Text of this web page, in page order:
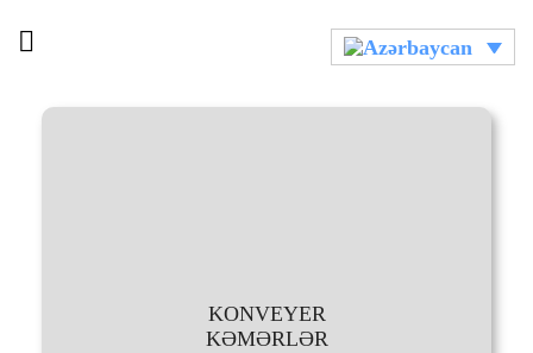
KONVEYER
KƏMƏRLƏR